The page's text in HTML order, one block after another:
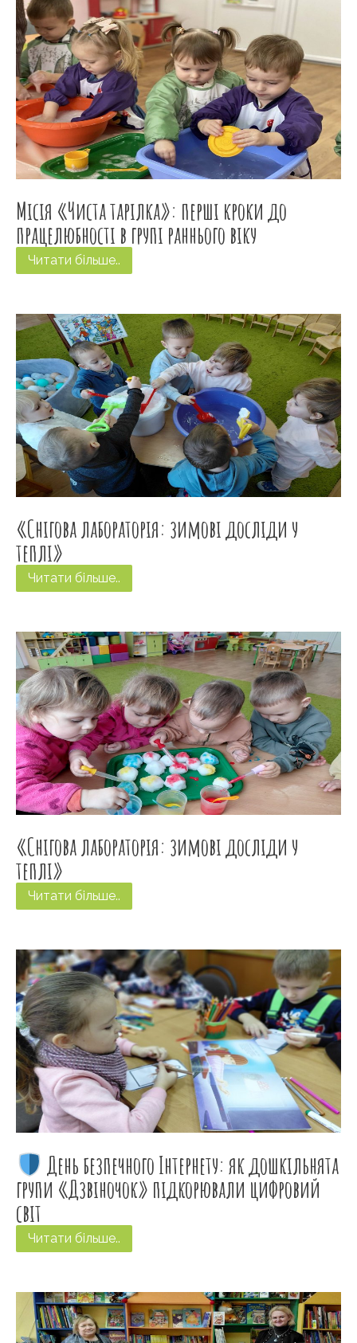
Місія «Чиста тарілка»: перші кроки до
працелюбності в групі раннього віку
Читати більше..
«Снігова лабораторія: зимові досліди у
теплі»
Читати більше..
«Снігова лабораторія: зимові досліди у
теплі»
Читати більше..
День безпечного Інтернету: як дошкільнята
групи «Дзвіночок» підкорювали цифровий
світ
Читати більше..